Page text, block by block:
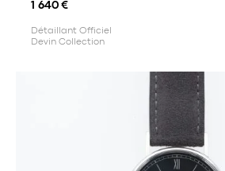
1 640 €
Détaillant Officiel
Devin Collection